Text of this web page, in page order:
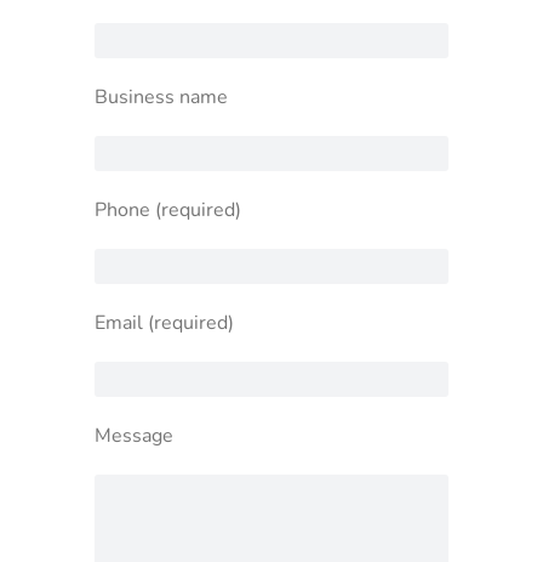
Business name
Phone (required)
Email (required)
Message